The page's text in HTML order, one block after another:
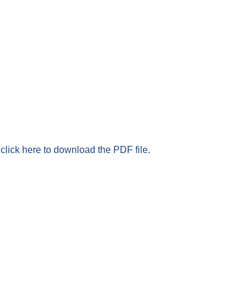
click here to download the PDF file.